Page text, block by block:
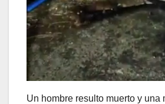
Un hombre resulto muerto y una